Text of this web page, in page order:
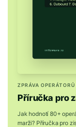
ZPRÁVA
Příručka pro
Jak hodnotí 80+
marži? Příručka pro